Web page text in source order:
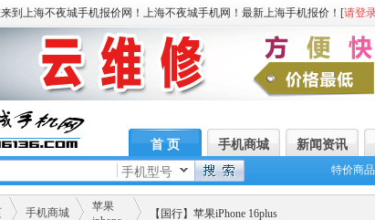
到上海不夜城手机报价网！上海不夜城手机网！最新上海手机报价！[请登
首 页 手机商城 新闻资讯
手机型号
特价商品
手机商城
苹果
【国行】苹果iPhone 16plus